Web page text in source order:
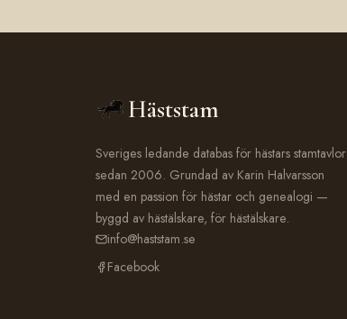
Häststam
Sveriges ledande databas för hästars stamtavlor
sedan 2006. Grundad av Karin Halvarsson
med en passion för hästar och genealogi —
byggd av hästälskare, för hästälskare.
info@haststam.se
Facebook